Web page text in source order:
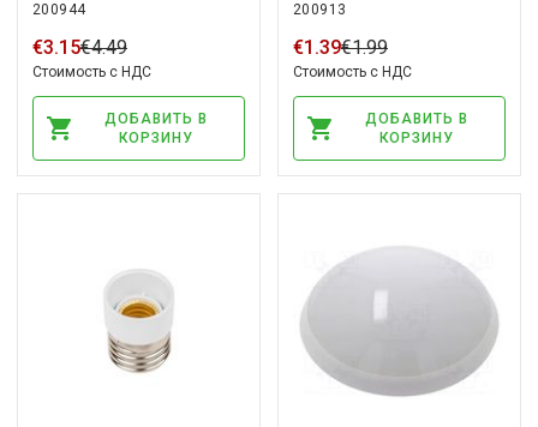
монтажа светильника
MOLLY 24W круглая
200944
€3.15€4.49
Стоимость с НДС
ДОБАВИТЬ В
КОРЗИНУ
монтажа круглого
светильника MOLLY
9W
200913
€1 .39€1.99
Стоимость с НДС
ДОБАВИТЬ В
КОРЗИНУ